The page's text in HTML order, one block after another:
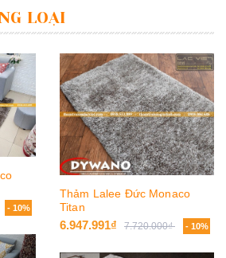
LOẠI
- 10%
Thảm Lalee Đức Monaco
Titan
6.947.991₫ 7.720.000₫ - 10%